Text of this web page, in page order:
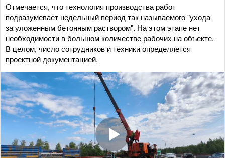
Отмечается, что технология производства работ
подразумевает недельный период так называемого "ухода
за уложенным бетонным раствором". На этом этапе нет
необходимости в большом количестве рабочих на объекте.
В целом, число сотрудников и техники определяется
проектной документацией.